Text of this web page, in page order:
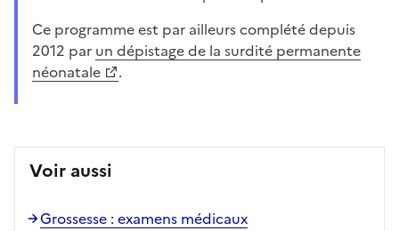
Ce programme est par ailleurs complété depuis
2012 par un dépistage de la surdité permanente
néonatale
.
Voir aussi
Grossesse : examens médicaux